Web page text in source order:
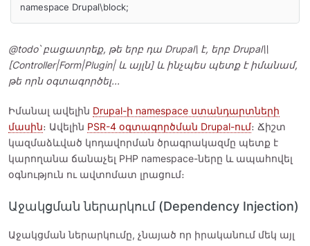
@todo՝ բացատրեք, թե երբ դա Drupal\ է, երբ Drupal\\
[Controller|Form|Plugin| և այլն] և ինչպես պետք է իմանամ,
թե որն օգտագործել...
Իմանալ ավելին Drupal-ի namespace ստանդարտների
մասին։ Ավելին PSR-4 օգտագործման Drupal-ում։ Ճիշտ
կազմաձևված կոդավորման ծրագրակազմը պետք է
կարողանա ճանաչել PHP namespace-ները և ապահովել
օգնություն ու ավտոմատ լրացում։
Աջակցման ներարկում (Dependency Injection)
Աջակցման ներարկումը, չնայած որ իրականում մեկ այլ